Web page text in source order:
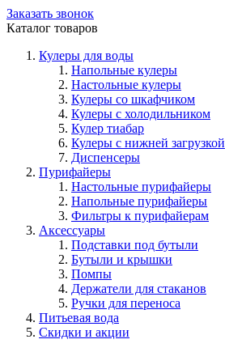
Заказать звонок
Каталог товаров
Кулеры для воды
Напольные кулеры
Настольные кулеры
Кулеры со шкафчиком
Кулеры с холодильником
Кулер тиабар
Кулеры с нижней загрузкой
Диспенсеры
Пурифайеры
Настольные пурифайеры
Напольные пурифайеры
Фильтры к пурифайерам
Аксессуары
Подставки под бутыли
Бутыли и крышки
Помпы
Держатели для стаканов
Ручки для переноса
Питьевая вода
Скидки и акции